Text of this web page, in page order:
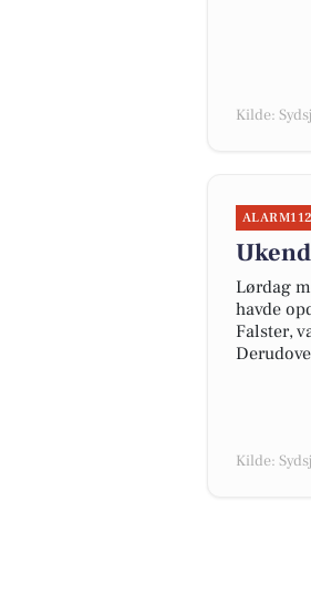
Kilde:
ALARM112
Lørdag
havde
Falster,
Kilde: